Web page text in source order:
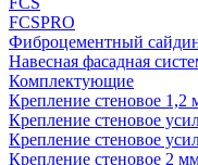
FCSPRO
Фиброцементный
Навесная фасадная
Комплектующие
Крепление стеновое 1,2
Крепление стеновое
Крепление стеновое
Крепление стеновое 2